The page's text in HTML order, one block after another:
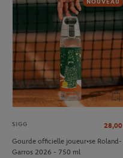
NOUVEAU
SIGG 28,00
Gourde officielle joueur•se Roland-
Garros 2026 - 750 ml